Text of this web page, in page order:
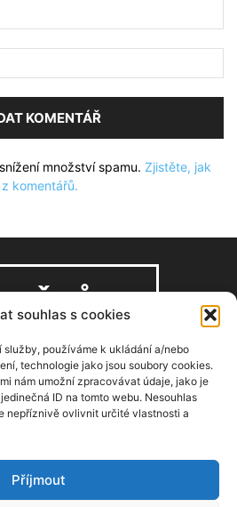
souhlas s cookies
používáme k ukládání a/nebo
technologie jako jsou soubory cookies.
nám umožní zpracovávat údaje, jako je
ID na tomto webu. Nesouhlas
nepříznivě ovlivnit určité vlastnosti a
Příjmout
množství spamu. Zjistěte, jak
komentářů.
O NÁS